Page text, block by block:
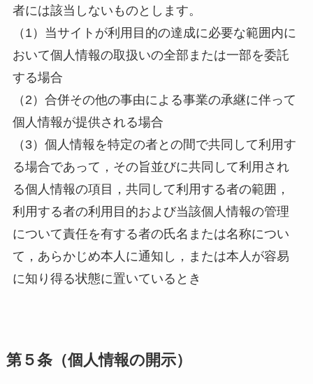
者には該当しないものとします。
（1）当サイトが利用目的の達成に必要な範囲内に
おいて個人情報の取扱いの全部または一部を委託
する場合
（2）合併その他の事由による事業の承継に伴って
個人情報が提供される場合
（3）個人情報を特定の者との間で共同して利用す
る場合であって，その旨並びに共同して利用され
る個人情報の項目，共同して利用する者の範囲，
利用する者の利用目的および当該個人情報の管理
について責任を有する者の氏名または名称につい
て，あらかじめ本人に通知し，または本人が容易
に知り得る状態に置いているとき
第５条（個人情報の開示）